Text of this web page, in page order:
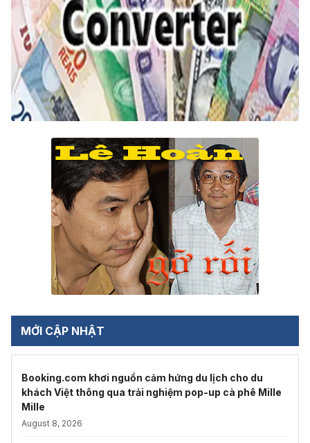
MỚI CẬP NHẬT
Booking.com khơi nguồn cảm hứng du lịch cho du
khách Việt thông qua trải nghiệm pop-up cà phê Mille
Mille
August 8, 2026